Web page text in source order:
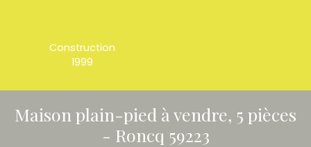
Construction
1999
Maison plain-pied à vendre, 5 pièces
- Roncq 59223